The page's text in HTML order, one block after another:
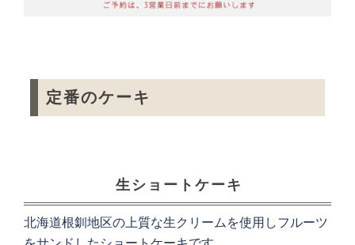
定番のケーキ
生ショートケーキ
北海道根釧地区の上質な生クリームを使用しフルーツ